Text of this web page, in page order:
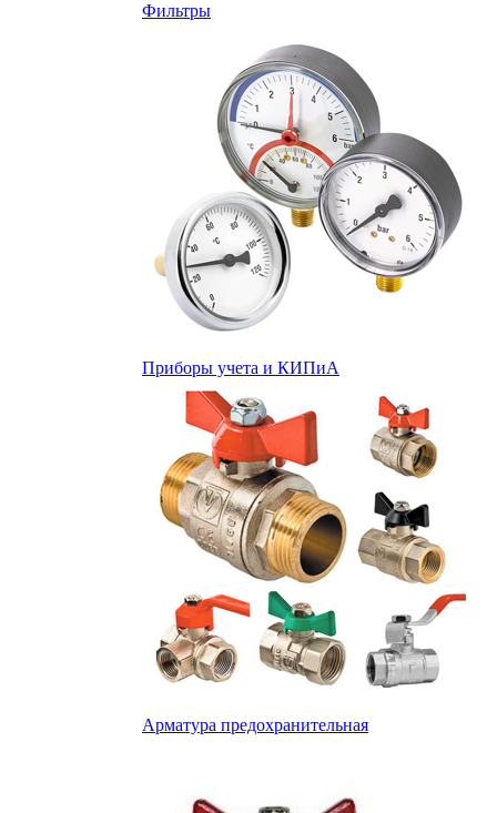
Фильтры
Приборы учета и КИПиА
Арматура предохранительная